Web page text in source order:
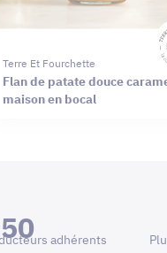
Terre Et Fourchette
Flan de patate douce
maison en bocal
adhérents